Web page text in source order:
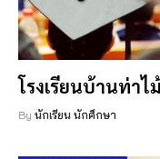
โรงเรียนบ้านท่า
By นักเรียน นักศึกษา